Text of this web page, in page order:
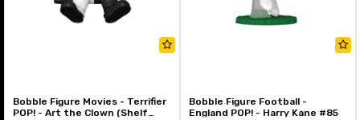
Bobble Figure Movies - Terrifier
POP! - Art the Clown (Shelf
Bobble Figure Football -
England POP! - Harry Kane #85